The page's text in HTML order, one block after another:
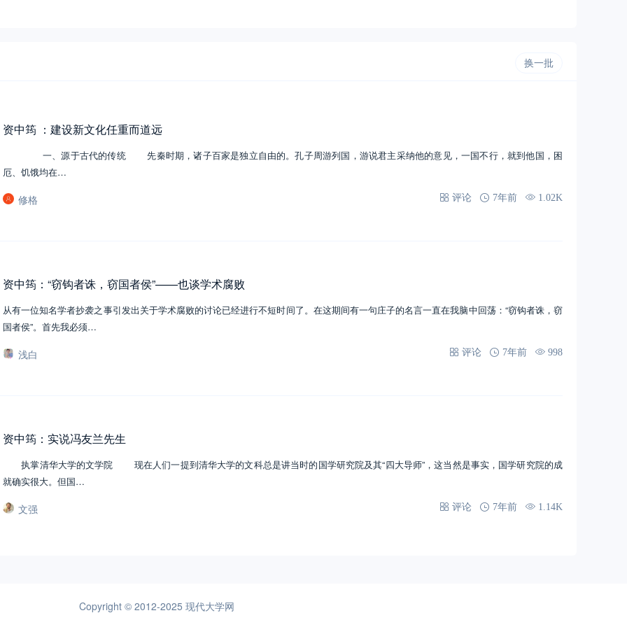
换一批
资中筠 ：建设新文化任重而道远
一、源于古代的传统 先秦时期，诸子百家是独立自由的。孔子周游列国，游说君主采纳他的意见，一国不行，就到他国，困
厄、饥饿均在…
修格 评论 7年前 1.02K
资中筠：“窃钩者诛，窃国者侯”——也谈学术腐败
从有一位知名学者抄袭之事引发出关于学术腐败的讨论已经进行不短时间了。在这期间有一句庄子的名言一直在我脑中回荡：“窃钩者诛，窃
国者侯”。首先我必须…
浅白 评论 7年前 998
资中筠：实说冯友兰先生
执掌清华大学的文学院 现在人们一提到清华大学的文科总是讲当时的国学研究院及其“四大导师”，这当然是事实，国学研究院的成
就确实很大。但国…
文强 评论 7年前 1.14K
Copyright © 2012-2025 现代大学网